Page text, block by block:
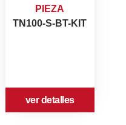
PIEZA
TN100-S-BT-KIT
ver detalles